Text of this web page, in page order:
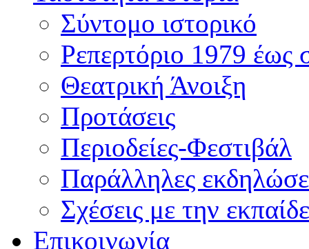
Σύντομο ιστορικό
Ρεπερτόριο 1979 έως
Θεατρική Άνοιξη
Προτάσεις
Περιοδείες-Φεστιβάλ
Παράλληλες
Σχέσεις με την
Επικοινωνία